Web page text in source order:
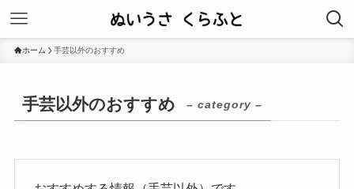
ホーム 手芸以外のおすすめ
手芸以外のおすすめ – category –